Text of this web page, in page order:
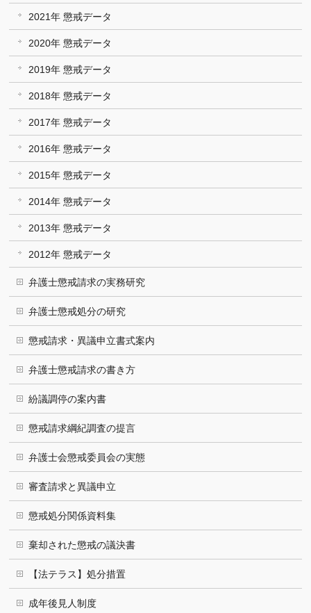
2021年 懲戒データ
2020年 懲戒データ
2019年 懲戒データ
2018年 懲戒データ
2017年 懲戒データ
2016年 懲戒データ
2015年 懲戒データ
2014年 懲戒データ
2013年 懲戒データ
2012年 懲戒データ
弁護士懲戒請求の実務研究
弁護士懲戒処分の研究
懲戒請求・異議申立書式案内
弁護士懲戒請求の書き方
紛議調停の案内書
懲戒請求綱紀調査の提言
弁護士会懲戒委員会の実態
審査請求と異議申立
懲戒処分関係資料集
棄却された懲戒の議決書
【法テラス】処分措置
成年後見人制度